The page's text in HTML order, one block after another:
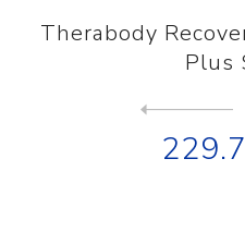
Therabody
Plus